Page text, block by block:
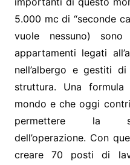
5.000 mc di “seconde
vuole nessuno)
appartamenti legati
nell’albergo e gestiti
struttura. Una
mondo e che oggi
permettere la
dell’operazione. Con
creare 70 posti di